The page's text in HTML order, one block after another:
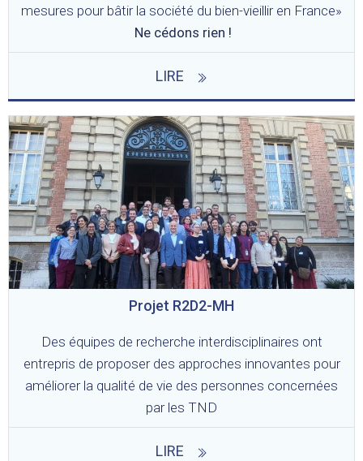
mesures pour bâtir la société du bien-vieillir en France»
Ne cédons rien !
LIRE
Projet R2D2-MH
Des équipes de recherche interdisciplinaires ont
entrepris de proposer des approches innovantes pour
améliorer la qualité de vie des personnes concernées
par les TND
LIRE